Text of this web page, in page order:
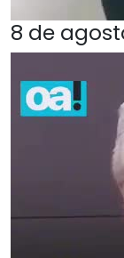
8 de